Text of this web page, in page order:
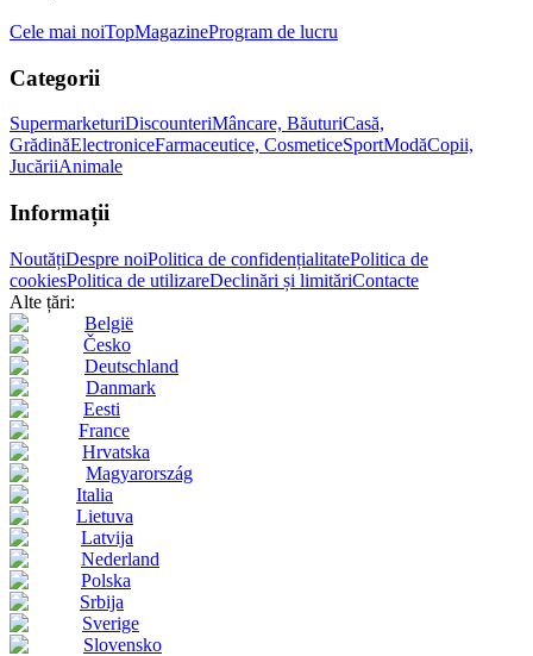
Cele mai noiTopMagazineProgram de lucru
Categorii
SupermarketuriDiscounteriMâncare, BăuturiCasă,
GrădinăElectroniceFarmaceutice, CosmeticeSportModăCopii,
JucăriiAnimale
Informații
NoutățiDespre noiPolitica de confidențialitatePolitica de
cookiesPolitica de utilizareDeclinări și limităriContacte
Alte țări:
België
Česko
Deutschland
Danmark
Eesti
France
Hrvatska
Magyarország
Italia
Lietuva
Latvija
Nederland
Polska
Srbija
Sverige
Slovensko